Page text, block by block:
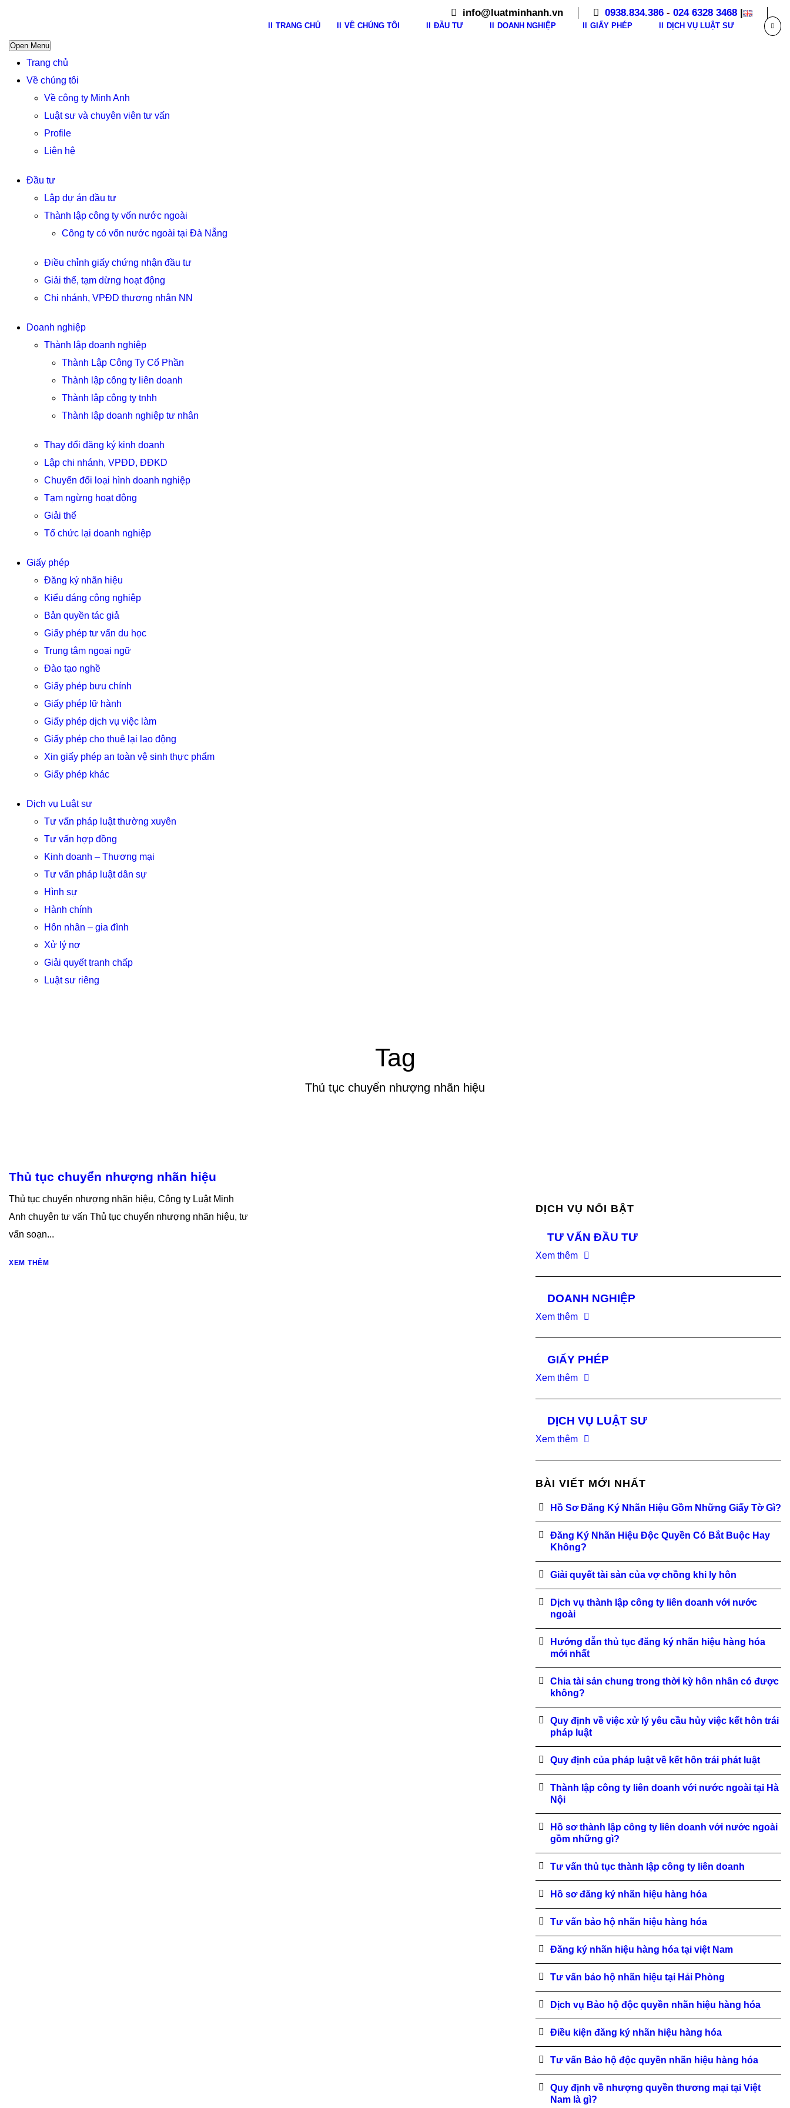
info@luatminhanh.vn 0938.834.386 - 024 6328 3468 |
Open Menu
Trang chủ
Về chúng tôi
Về công ty Minh Anh
Luật sư và chuyên viên tư vấn
Profile
Liên hệ
Đầu tư
Lập dự án đầu tư
Thành lập công ty vốn nước ngoài
Công ty có vốn nước ngoài tại Đà Nẵng
Điều chỉnh giấy chứng nhận đầu tư
Giải thể, tạm dừng hoạt động
Chi nhánh, VPĐD thương nhân NN
Doanh nghiệp
Thành lập doanh nghiệp
Thành Lập Công Ty Cổ Phần
Thành lập công ty liên doanh
Thành lập công ty tnhh
Thành lập doanh nghiệp tư nhân
Thay đổi đăng ký kinh doanh
Lập chi nhánh, VPĐD, ĐĐKD
Chuyển đổi loại hình doanh nghiệp
Tạm ngừng hoạt động
Giải thể
Tổ chức lại doanh nghiệp
Giấy phép
Đăng ký nhãn hiệu
Kiểu dáng công nghiệp
Bản quyền tác giả
Giấy phép tư vấn du học
Trung tâm ngoại ngữ
Đào tạo nghề
Giấy phép bưu chính
Giấy phép lữ hành
Giấy phép dịch vụ việc làm
Giấy phép cho thuê lại lao động
Xin giấy phép an toàn vệ sinh thực phẩm
Giấy phép khác
Dịch vụ Luật sư
Tư vấn pháp luật thường xuyên
Tư vấn hợp đồng
Kinh doanh – Thương mại
Tư vấn pháp luật dân sự
Hình sự
Hành chính
Hôn nhân – gia đình
Xử lý nợ
Giải quyết tranh chấp
Luật sư riêng
TRANG CHỦ VỀ CHÚNG TÔI ĐẦU TƯ DOANH NGHIỆP GIẤY PHÉP DỊCH VỤ LUẬT SƯ
Tag
Thủ tục chuyển nhượng nhãn hiệu
Thủ tục chuyển nhượng nhãn hiệu
Thủ tục chuyển nhượng nhãn hiệu, Công ty Luật Minh
Anh chuyên tư vấn Thủ tục chuyển nhượng nhãn hiệu, tư
vấn soạn...
XEM THÊM
DỊCH VỤ NỔI BẬT
TƯ VẤN ĐẦU TƯ
Xem thêm
DOANH NGHIỆP
Xem thêm
GIẤY PHÉP
Xem thêm
DỊCH VỤ LUẬT SƯ
Xem thêm
BÀI VIẾT MỚI NHẤT
Hồ Sơ Đăng Ký Nhãn Hiệu Gồm Những Giấy Tờ Gì?
Đăng Ký Nhãn Hiệu Độc Quyền Có Bắt Buộc Hay
Không?
Giải quyết tài sản của vợ chồng khi ly hôn
Dịch vụ thành lập công ty liên doanh với nước
ngoài
Hướng dẫn thủ tục đăng ký nhãn hiệu hàng hóa
mới nhất
Chia tài sản chung trong thời kỳ hôn nhân có được
không?
Quy định về việc xử lý yêu cầu hủy việc kết hôn trái
pháp luật
Quy định của pháp luật về kết hôn trái phát luật
Thành lập công ty liên doanh với nước ngoài tại Hà
Nội
Hồ sơ thành lập công ty liên doanh với nước ngoài
gồm những gì?
Tư vấn thủ tục thành lập công ty liên doanh
Hồ sơ đăng ký nhãn hiệu hàng hóa
Tư vấn bảo hộ nhãn hiệu hàng hóa
Đăng ký nhãn hiệu hàng hóa tại việt Nam
Tư vấn bảo hộ nhãn hiệu tại Hải Phòng
Dịch vụ Bảo hộ độc quyền nhãn hiệu hàng hóa
Điều kiện đăng ký nhãn hiệu hàng hóa
Tư vấn Bảo hộ độc quyền nhãn hiệu hàng hóa
Quy định về nhượng quyền thương mại tại Việt
Nam là gì?